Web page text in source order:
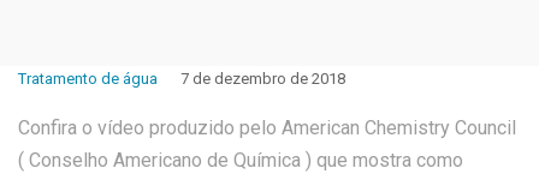
Tratamento de água 7 de dezembro de 2018
Confira o vídeo produzido pelo American Chemistry Council
( Conselho Americano de Química ) que mostra como